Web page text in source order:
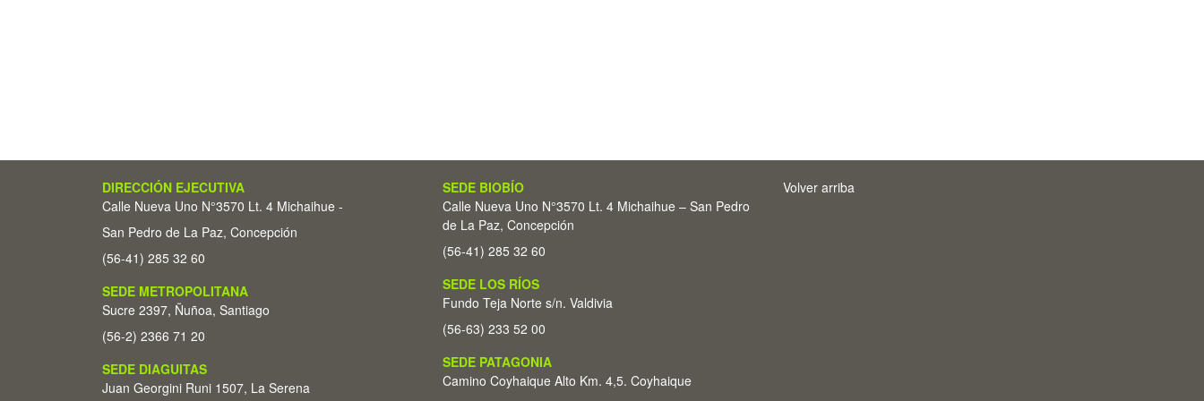
DIRECCIÓN EJECUTIVA
Calle Nueva Uno N°3570 Lt. 4 Michaihue -
San Pedro de La Paz, Concepción
(56-41) 285 32 60
SEDE METROPOLITANA
Sucre 2397, Ñuñoa, Santiago
(56-2) 2366 71 20
SEDE DIAGUITAS
Juan Georgini Runi 1507, La Serena
SEDE BIOBÍO
Calle Nueva Uno N°3570 Lt. 4 Michaihue – San Pedro
de La Paz, Concepción
(56-41) 285 32 60
SEDE LOS RÍOS
Fundo Teja Norte s/n. Valdivia
(56-63) 233 52 00
SEDE PATAGONIA
Camino Coyhaique Alto Km. 4,5. Coyhaique
Volver arriba